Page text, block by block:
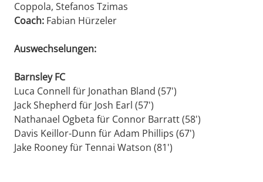
Coppola, Stefanos Tzimas
Coach: Fabian Hürzeler
Auswechselungen:
Barnsley FC
Luca Connell für Jonathan Bland (57')
Jack Shepherd für Josh Earl (57')
Nathanael Ogbeta für Connor Barratt (58')
Davis Keillor-Dunn für Adam Phillips (67')
Jake Rooney für Tennai Watson (81')